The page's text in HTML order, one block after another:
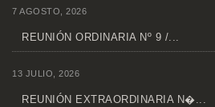
7 AGOSTO, 2026
REUNIÓN ORDINARIA Nº 9 /...
13 JULIO, 2026
REUNIÓN EXTRAORDINARIA N�...